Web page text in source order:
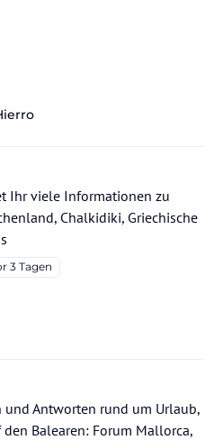
Ihr viele Informationen zu
Chalkidiki, Griechische
3 Tagen
und Antworten rund um Urlaub,
Balearen: Forum Mallorca,